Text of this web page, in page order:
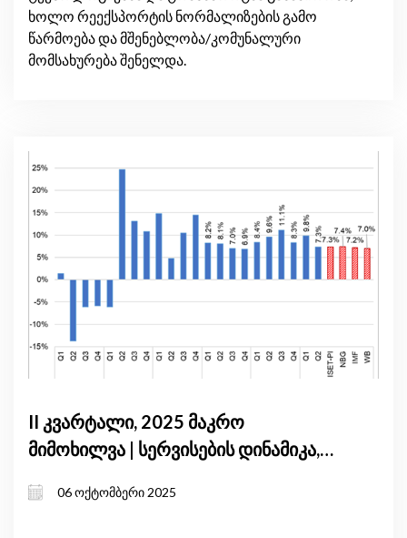
ხოლო რეექსპორტის ნორმალიზების გამო
წარმოება და მშენებლობა/კომუნალური
მომსახურება შენელდა.
II კვარტალი, 2025 მაკრო
მიმოხილვა | სერვისების დინამიკა,
პოლიტიკური სტაბილურობა
06 ოქტომბერი 2025